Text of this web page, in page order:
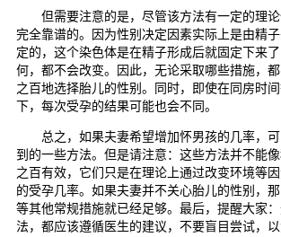
但需要注意的是，尽管该方法有一定的理论
完全靠谱的。因为性别决定因素实际上是由精
定的，这个染色体是在精子形成后就固定下来
何，都不会改变。因此，无论采取哪些措施，
之百地选择胎儿的性别。同时，即使在同房时
下，每次受孕的结果可能也会不同。
总之，如果夫妻希望增加怀男孩的几率，可
到的一些方法。但是请注意：这些方法并不能
之百有效，它们只是在理论上通过改变环境等
的受孕几率。如果夫妻并不关心胎儿的性别，
等其他常规措施就已经足够。最后，提醒大家
法，都应该遵循医生的建议，不要盲目尝试，